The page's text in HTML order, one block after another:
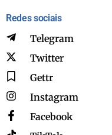
Redes sociais
Telegram
Twitter
Gettr
Instagram
Facebook